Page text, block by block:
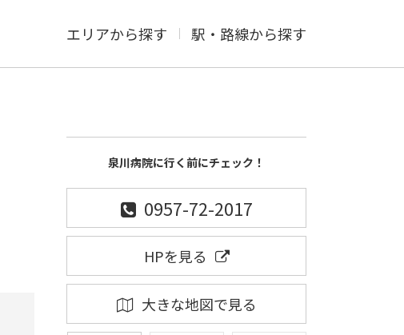
エリアから探す 駅・路線から探す
泉川病院に行く前にチェック！
0957-72-2017
HPを見る
大きな地図で見る